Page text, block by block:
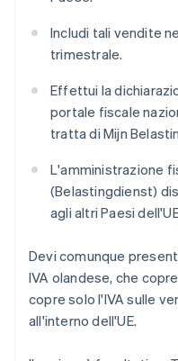
Includi tali vendite
trimestrale.
Effettui la
portale fiscale
tratta di Mijn
L'amministrazione
(Belastingdienst)
agli altri Paesi
Devi comunque
IVA olandese, che
copre solo l'IVA sulle
all'interno dell'UE.